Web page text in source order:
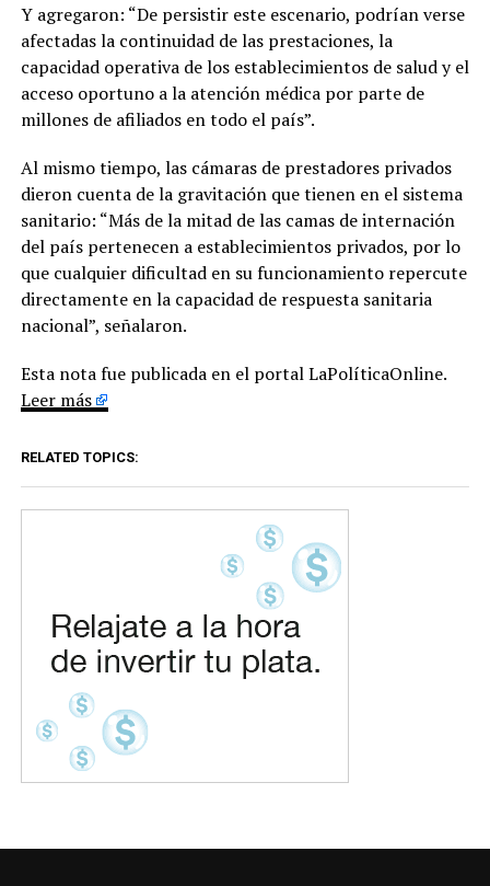
Y agregaron: “De persistir este escenario, podrían verse
afectadas la continuidad de las prestaciones, la
capacidad operativa de los establecimientos de salud y el
acceso oportuno a la atención médica por parte de
millones de afiliados en todo el país”.
Al mismo tiempo, las cámaras de prestadores privados
dieron cuenta de la gravitación que tienen en el sistema
sanitario: “Más de la mitad de las camas de internación
del país pertenecen a establecimientos privados, por lo
que cualquier dificultad en su funcionamiento repercute
directamente en la capacidad de respuesta sanitaria
nacional”, señalaron.
Esta nota fue publicada en el portal LaPolíticaOnline.
Leer más
RELATED TOPICS: